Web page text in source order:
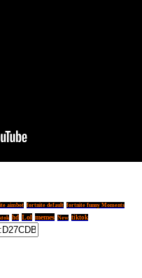
aimbot fortnite default fortnite funny Moments
hd Lol memes New tiktok